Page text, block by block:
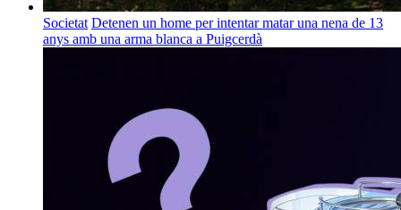
Societat Detenen un home per intentar matar una nena de 13
anys amb una arma blanca a Puigcerdà